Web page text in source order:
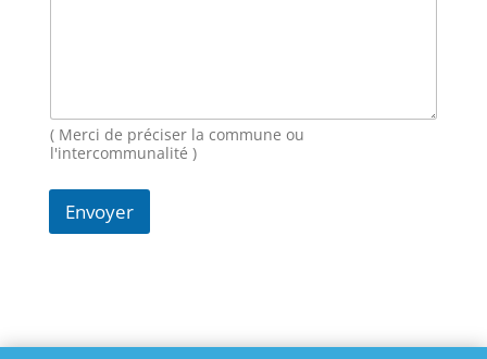
M
e
s
g
( Merci de préciser la commune ou
l'intercommunalité )
Envoyer